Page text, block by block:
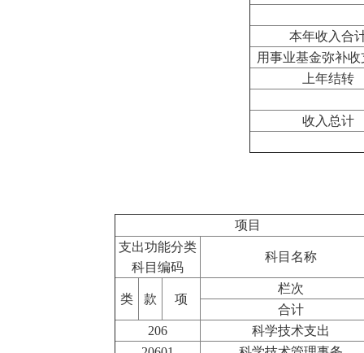
本年收入合
用事业基金弥补
上年结转
收入总计
项目
支出功能分类
科目编码
科目名称
类 款 项
栏次
合计
206
科学技术支出